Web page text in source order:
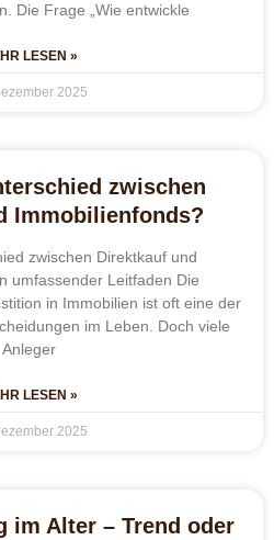
Die Frage „Wie entwickle
LESEN »
2025
zwischen
Immobilienfonds?
zwischen Direktkauf und
umfassender Leitfaden Die
in Immobilien ist oft eine der
im Leben. Doch viele
Anleger
LESEN »
2025
im Alter – Trend oder